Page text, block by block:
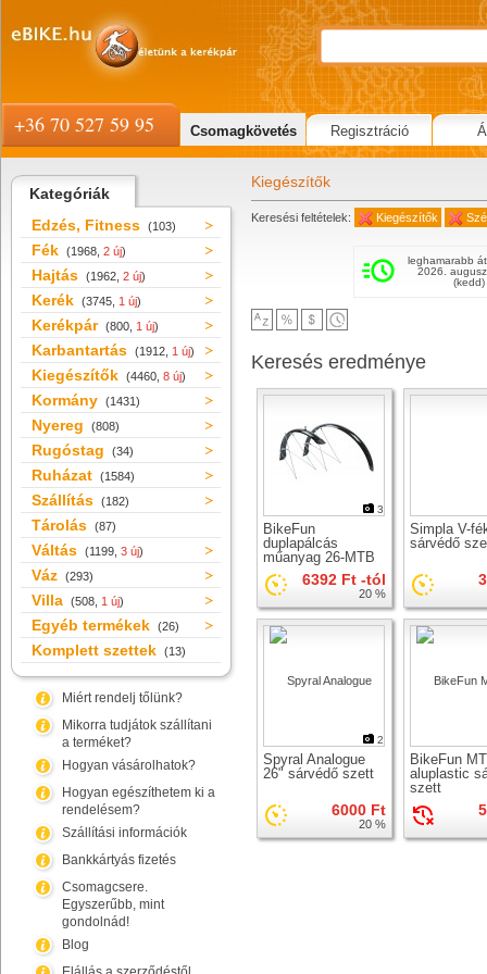
Kategóriák
Edzés, Fitness (103)
Fék (1968, 2 új)
Hajtás (1962, 2 új)
Kerék (3745, 1 új)
Kerékpár (800, 1 új)
Karbantartás (1912, 1 új)
Kiegészítők (4460, 8 új)
Kormány (1431)
Nyereg (808)
Rugóstag (34)
Ruházat (1584)
Szállítás (182)
Tárolás (87)
Váltás (1199, 3 új)
Váz (293)
Villa (508, 1 új)
Egyéb termékek (26)
Komplett szettek (13)
Miért rendelj tőlünk?
Mikorra tudjátok szállítani
a terméket?
Hogyan vásárolhatok?
Hogyan egészíthetem ki a
rendelésem?
Szállítási információk
Bankkártyás fizetés
Csomagcsere.
Egyszerűbb, mint
gondolnád!
Blog
Kiegészítők
Keresési feltételek: Kiegészítők
leghamarabb
2026.
(kedd)
Keresés eredménye
3
BikeFun
duplapálcás
műanyag 26-MTB
sárvédő szett
6392 Ft -tól
20 %
Simpla V-
sárvédő
2
Spyral Analogue
26" sárvédő szett
6000 Ft
20 %
BikeFun
aluplastic
szett
+36 70 527 59 95 Csomagkövetés Regisztráció